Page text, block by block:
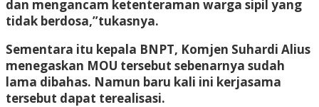
dan mengancam ketenteraman warga sipil yang
tidak berdosa,”tukasnya.
Sementara itu kepala BNPT, Komjen Suhardi Alius
menegaskan MOU tersebut sebenarnya sudah
lama dibahas. Namun baru kali ini kerjasama
tersebut dapat terealisasi.